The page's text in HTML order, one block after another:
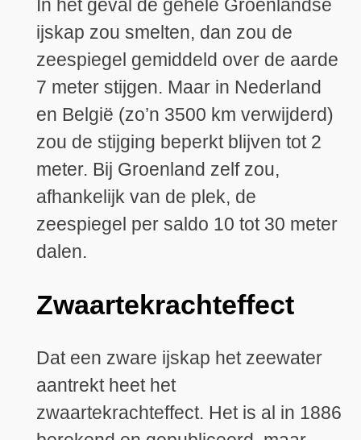
In het geval de gehele Groenlandse
ijskap zou smelten, dan zou de
zeespiegel gemiddeld over de aarde
7 meter stijgen. Maar in Nederland
en België (zo’n 3500 km verwijderd)
zou de stijging beperkt blijven tot 2
meter. Bij Groenland zelf zou,
afhankelijk van de plek, de
zeespiegel per saldo 10 tot 30 meter
dalen.
Zwaartekrachteffect
Dat een zware ijskap het zeewater
aantrekt heet het
zwaartekrachteffect. Het is al in 1886